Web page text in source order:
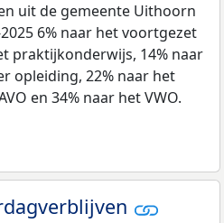
uit de gemeente Uithoorn
6% naar het voortgezet
praktijkonderwijs, 14% naar
opleiding, 22% naar het
en 34% naar het VWO.